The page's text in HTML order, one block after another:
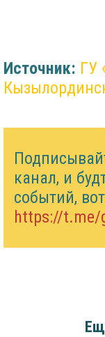
Источник: ГУ
канал, и
событий,
https://t.me/